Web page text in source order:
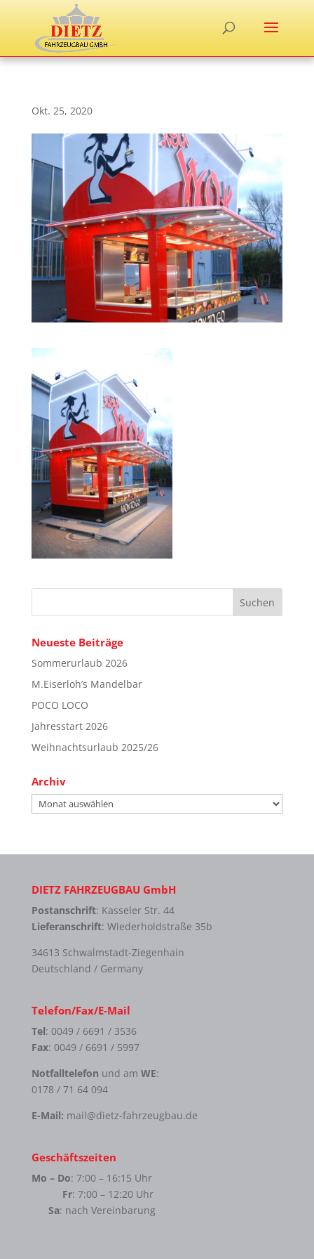
Okt. 25, 2020
Neueste Beiträge
Sommerurlaub 2026
M.Eiserloh’s Mandelbar
POCO LOCO
Jahresstart 2026
Weihnachtsurlaub 2025/26
Archiv
Archiv
DIETZ FAHRZEUGBAU GmbH
Postanschrift: Kasseler Str. 44
Lieferanschrift: Wiederholdstraße 35b
34613 Schwalmstadt-Ziegenhain
Deutschland / Germany
Telefon/Fax/E-Mail
Tel: 0049 / 6691 / 3536
Fax: 0049 / 6691 / 5997
Notfalltelefon und am WE:
0178 / 71 64 094
E-Mail: mail@dietz-fahrzeugbau.de
Geschäftszeiten
Mo – Do: 7:00 – 16:15 Uhr
Fr: 7:00 – 12:20 Uhr
Sa: nach Vereinbarung